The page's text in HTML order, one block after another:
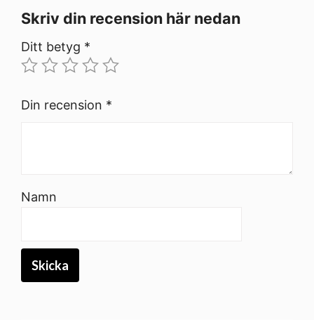
Skriv din recension här nedan
Ditt betyg *
Din recension *
Namn